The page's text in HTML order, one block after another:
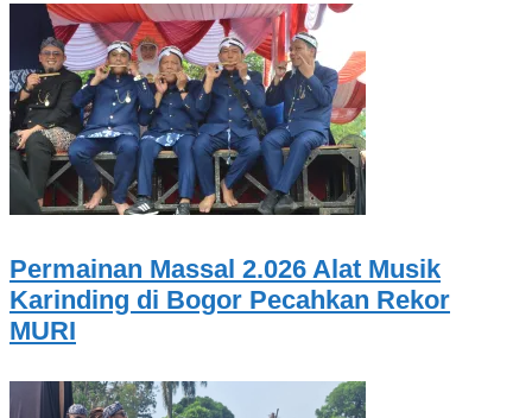
Permainan Massal 2.026 Alat Musik
Karinding di Bogor Pecahkan Rekor
MURI